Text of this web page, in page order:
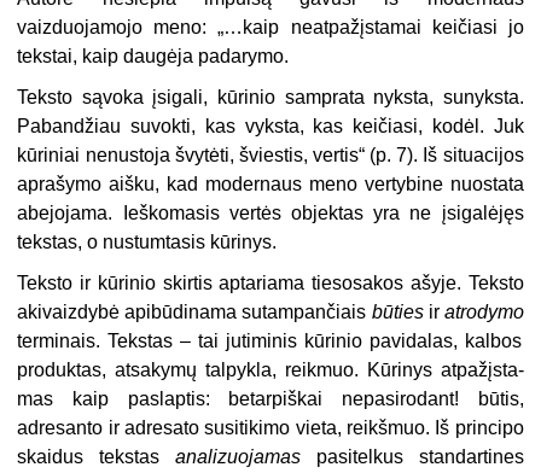
vaizduojamojo meno: „…kaip neatpažįstamai keičiasi jo
tekstai, kaip daugėja padarymo.
Teksto sąvoka įsigali, kūrinio sam­prata nyksta, sunyksta.
Pabandžiau suvokti, kas vyksta, kas keičiasi, kodėl. Juk
kūriniai nenustoja švytė­ti, šviestis, vertis“ (p. 7). Iš situaci­jos
aprašymo aišku, kad modernaus meno vertybine nuostata
abejojama. Ieškomasis vertės objektas yra ne įsigalėjęs
tekstas, o nustumtasis kū­rinys.
Teksto ir kūrinio skirtis aptaria­ma tiesosakos ašyje. Teksto
akivaizdybė apibūdinama sutampančiais būtiesiratrodymo
terminais. Teks­tas – tai jutiminis kūrinio pavida­las, kalbos
produktas, atsakymų tal­pykla, reikmuo. Kūrinys atpažįsta­
mas kaip paslaptis: betarpiškai ne­pasirodant! būtis,
adresanto ir adresato susitikimo vieta, reikšmuo. Iš principo
skaidus tekstas anali­zuojamas pasitelkus standartines